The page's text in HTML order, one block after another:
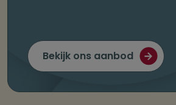
Bekijk ons aanbod